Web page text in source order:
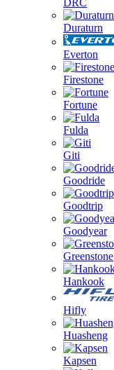
DRC
Duraturn
Everton
Firestone
Fortune
Fulda
Giti
Goodride
Goodtrip
Goodyear
Greenstone
Hankook
Hifly
Huasheng
Kapsen